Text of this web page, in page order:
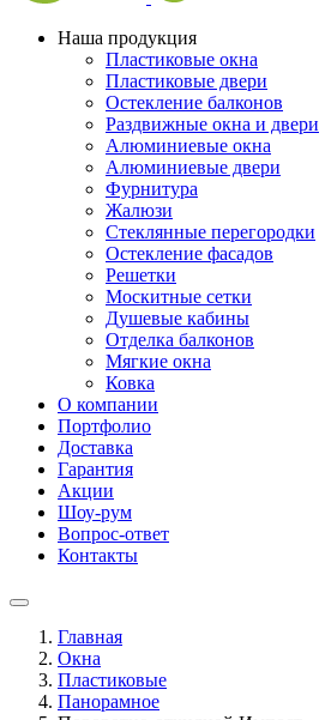
Наша продукция
Пластиковые окна
Пластиковые двери
Остекление балконов
Раздвижные окна и двери
Алюминиевые окна
Алюминиевые двери
Фурнитура
Жалюзи
Стеклянные перегородки
Остекление фасадов
Решетки
Москитные сетки
Душевые кабины
Отделка балконов
Мягкие окна
Ковка
О компании
Портфолио
Доставка
Гарантия
Акции
Шоу-рум
Вопрос-ответ
Контакты
Главная
Окна
Пластиковые
Панорамное